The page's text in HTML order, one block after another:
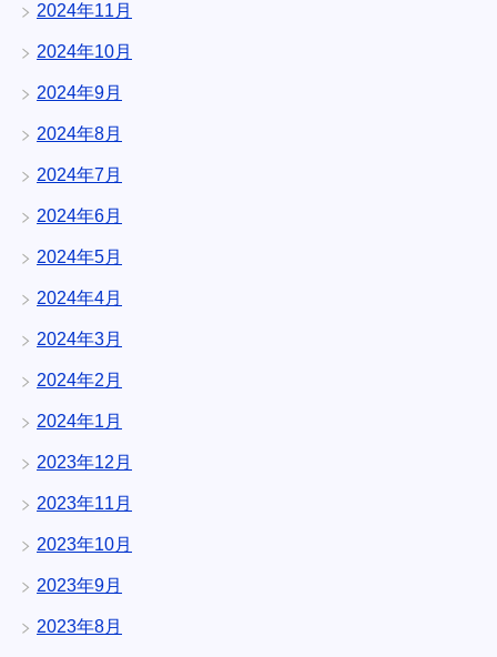
2024年11月
2024年10月
2024年9月
2024年8月
2024年7月
2024年6月
2024年5月
2024年4月
2024年3月
2024年2月
2024年1月
2023年12月
2023年11月
2023年10月
2023年9月
2023年8月